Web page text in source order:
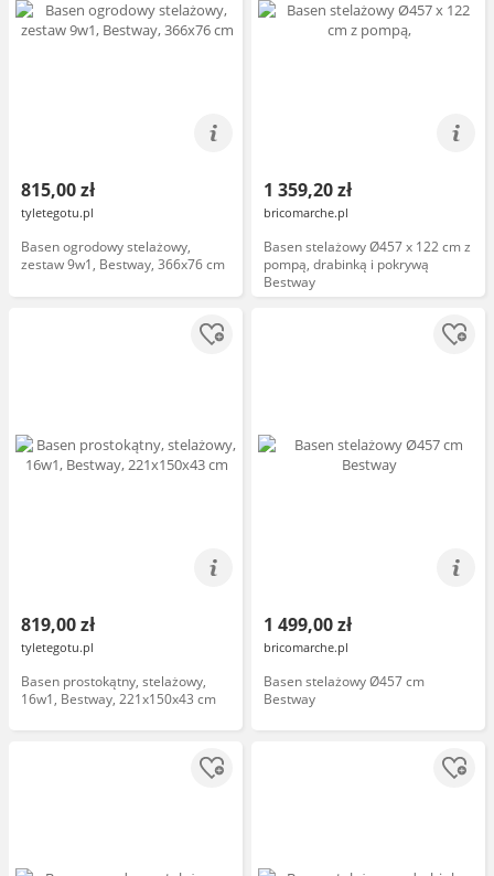
815,00 zł
tyletegotu.pl
Basen ogrodowy stelażowy,
zestaw 9w1, Bestway, 366x76 cm
1 359,20 zł
bricomarche.pl
Basen stelażowy Ø457 x 122 cm z
pompą, drabinką i pokrywą
Bestway
819,00 zł
tyletegotu.pl
Basen prostokątny, stelażowy,
16w1, Bestway, 221x150x43 cm
1 499,00 zł
bricomarche.pl
Basen stelażowy Ø457 cm
Bestway